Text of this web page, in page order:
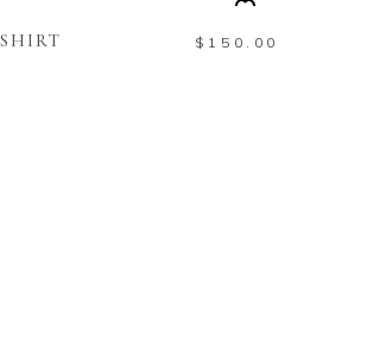
$ 150.00